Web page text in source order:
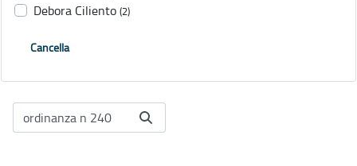
Debora Ciliento (2)
Cancella